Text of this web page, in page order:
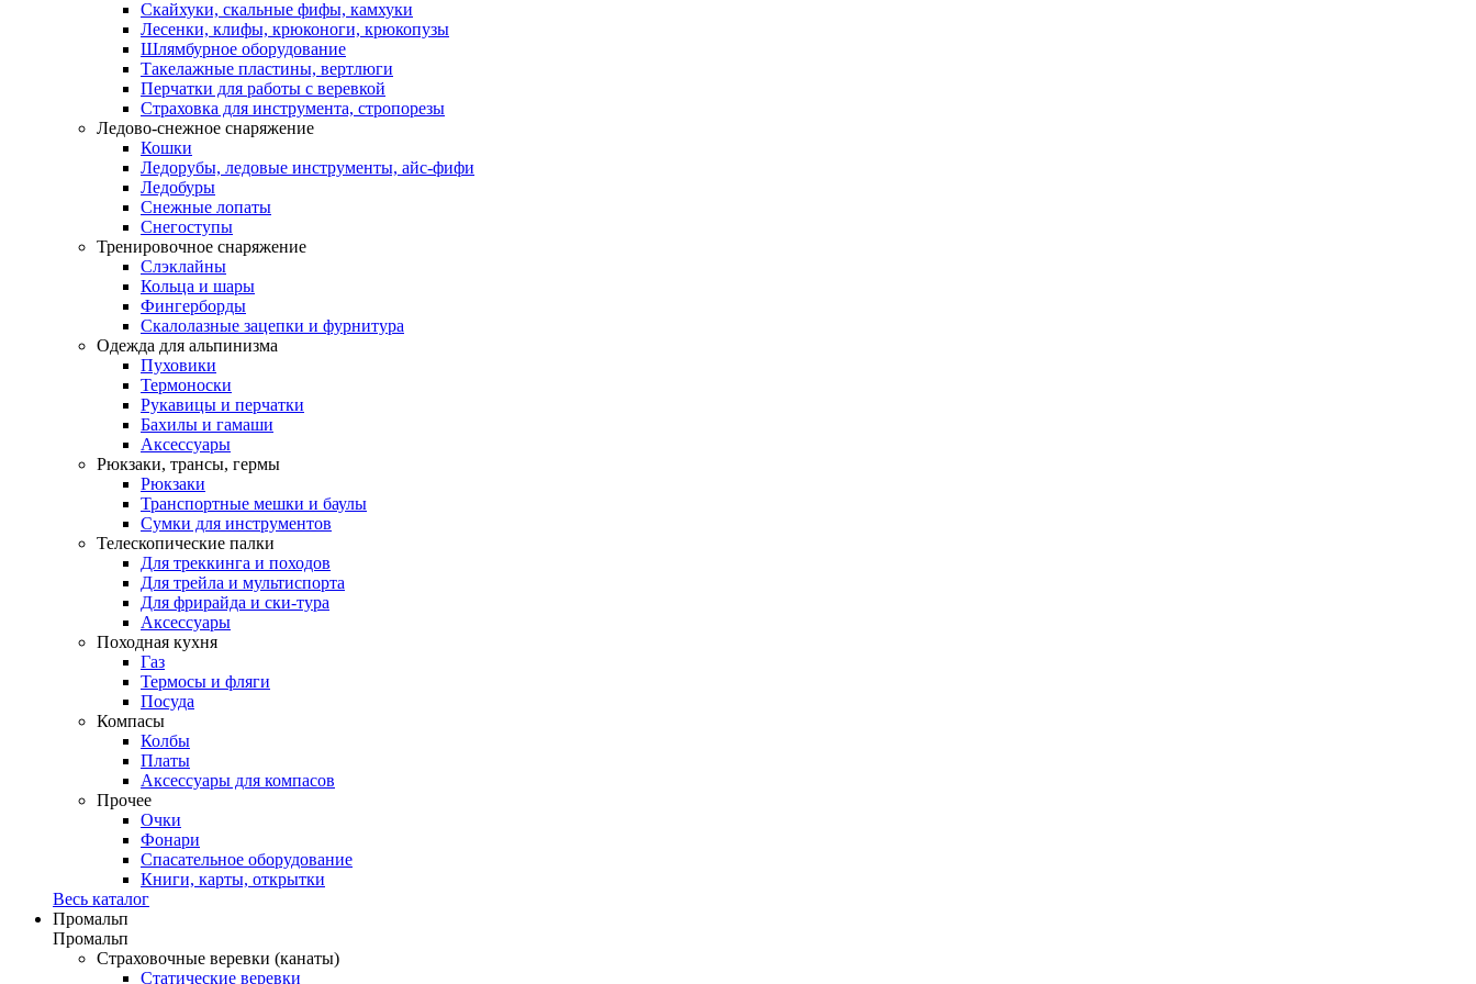
Скайхуки, скальные фифы, камхуки
Лесенки, клифы, крюконоги, крюкопузы
Шлямбурное оборудование
Такелажные пластины, вертлюги
Перчатки для работы с веревкой
Страховка для инструмента, стропорезы
Ледово-снежное снаряжение
Кошки
Ледорубы, ледовые инструменты, айс-фифи
Ледобуры
Снежные лопаты
Снегоступы
Тренировочное снаряжение
Слэклайны
Кольца и шары
Фингерборды
Скалолазные зацепки и фурнитура
Одежда для альпинизма
Пуховики
Термоноски
Рукавицы и перчатки
Бахилы и гамаши
Аксессуары
Рюкзаки, трансы, гермы
Рюкзаки
Транспортные мешки и баулы
Сумки для инструментов
Телескопические палки
Для треккинга и походов
Для трейла и мультиспорта
Для фрирайда и ски-тура
Аксессуары
Походная кухня
Газ
Термосы и фляги
Посуда
Компасы
Колбы
Платы
Аксессуары для компасов
Прочее
Очки
Фонари
Спасательное оборудование
Книги, карты, открытки
Весь каталог
Промальп
Промальп
Страховочные веревки (канаты)
Статические веревки